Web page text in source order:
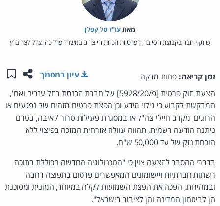
מאת‏עו"ד טל קפלן
שותף וחבר בקבוצת הסייבר, הפרטיות וזכויות היוצרים במשרד פרל כהן צדק לצר ברץ
זמן קריאה: פחות מדקה שתפו
עיון במסמך
הצעת חוק פרטית [פ/5928/20] של חברת הכנסת רחל עזריה ואח',
המבקשת לקבוע כי גילוי מידע וכן הפצת פרטים מזהים של נפגעים או
הרוגים, מקרב חיילי צה"ל או במסגרת פעילות טרור / איבה, בטרם
ניתנה הודעה רשמית, תהווה עוולה אזרחית המזכה בפיצוי ללא
הוכחת נזק של עד 50,000 ש"ח.
בדברי ההסבר להצעה צוין כי "הטכנולוגיה החדשה הכוללת בתוכה
רשתות חברתיות ויישומונים המאפשרים פרסום בתפוצה רחבה
ובמהירות, הפכה את הפצת השמועות לקלה במיוחד, המונית ומסוכנת
הן לביטחון המדינה והן לציבור בישראל".